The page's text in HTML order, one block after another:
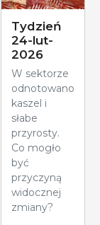
Tydzień
24-lut-
2026
W sektorze
odnotowano
kaszel i
słabe
przyrosty.
Co mogło
być
przyczyną
widocznej
zmiany?